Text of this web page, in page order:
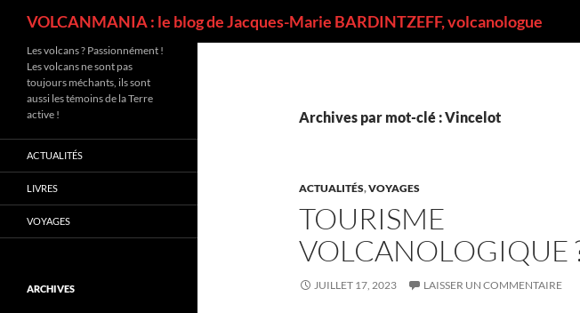
VOLCANMANIA : le blog de Jacques-Marie BARDINTZEFF, volcanologue
Archives par mot-clé : Vincelot
ACTUALITÉS,VOYAGES
TOURISME
VOLCANOLOGIQUE
JUILLET 17, 2023 LAISSER UN COMMENTAIRE
Les volcans ? Passionnément !
Les volcans ne sont pas
toujours méchants, ils sont
aussi les témoins de la Terre
active !
ACTUALITÉS
LIVRES
VOYAGES
ARCHIVES